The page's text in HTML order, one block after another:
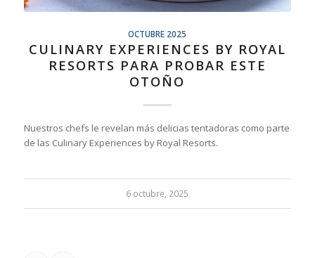
OCTUBRE 2025
CULINARY EXPERIENCES BY ROYAL
RESORTS PARA PROBAR ESTE
OTOÑO
Nuestros chefs le revelan más delicias tentadoras como parte
de las Culinary Experiences by Royal Resorts.
6 octubre, 2025